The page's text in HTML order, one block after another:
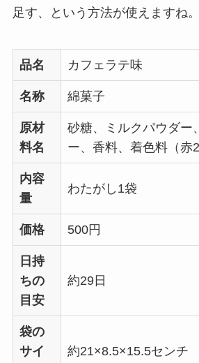
足す、という方法が使えますね。
品名 カフェラテ味
名称 綿菓子
原材
料名
砂糖、ミルクパウダー
ー、香料、着色料（赤
内容
量
わたがし1袋
価格 500円
日持
ちの
目安
約29日
袋の
サイ
約21×8.5×15.5センチ